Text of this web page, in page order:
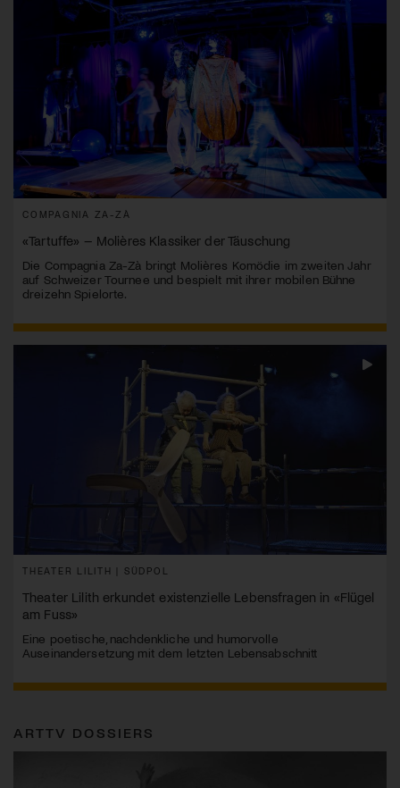
COMPAGNIA ZA-ZÀ
«Tartuffe» – Molières Klassiker der Täuschung
Die Compagnia Za-Zà bringt Molières Komödie im zweiten Jahr
auf Schweizer Tournee und bespielt mit ihrer mobilen Bühne
dreizehn Spielorte.
THEATER LILITH | SÜDPOL
Theater Lilith erkundet existenzielle Lebensfragen in «Flügel
am Fuss»
Eine poetische, nachdenkliche und humorvolle
Auseinandersetzung mit dem letzten Lebensabschnitt
ARTTV DOSSIERS